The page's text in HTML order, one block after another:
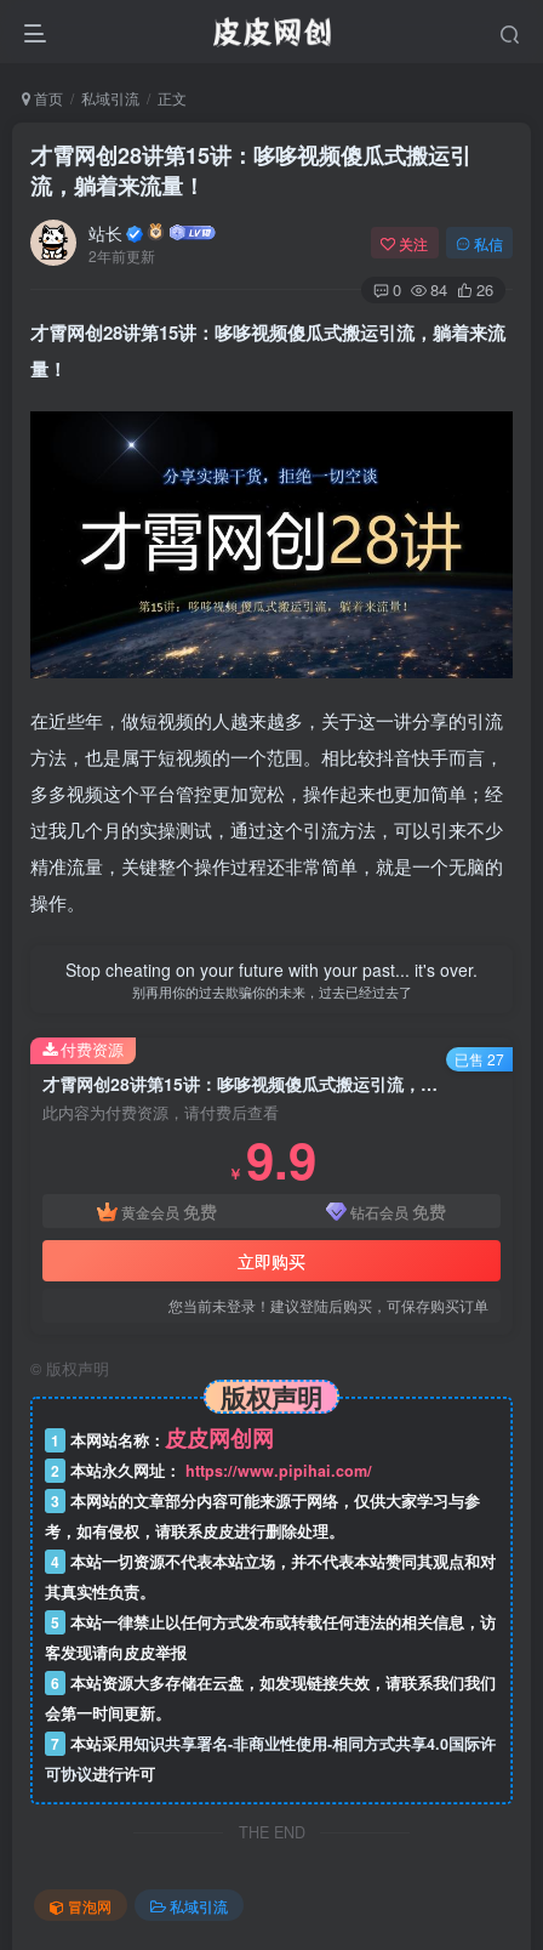
首页 私域引流 正文
才霄网创28讲第15讲：哆哆视频傻瓜式搬运引
流，躺着来流量！
站长
2年前更新
关注 私信
0 84 26
才霄网创28讲第15讲：哆哆视频傻瓜式搬运引流，躺着来流
量！
在近些年，做短视频的人越来越多，关于这一讲分享的引流
方法，也是属于短视频的一个范围。相比较抖音快手而言，
多多视频这个平台管控更加宽松，操作起来也更加简单；经
过我几个月的实操测试，通过这个引流方法，可以引来不少
精准流量，关键整个操作过程还非常简单，就是一个无脑的
操作。
Stop cheating on your future with your past... it's over.
别再用你的过去欺骗你的未来，过去已经过去了
才霄网创28讲第15讲：哆哆视频傻瓜式搬运引流，躺着来流量！
此内容为付费资源，请付费后查看
￥ 9.9
黄金会员 免费 钻石会员 免费
立即购买
您当前未登录！建议登陆后购买，可保存购买订单
付费资源 已售 27
© 版权声明
版权声明
1 本网站名称： 皮皮网创网
2 本站永久网址： https://www.pipihai.com/
3 本网站的文章部分内容可能来源于网络，仅供大家学习与参
考，如有侵权，请联系皮皮进行删除处理。
4 本站一切资源不代表本站立场，并不代表本站赞同其观点和对
其真实性负责。
5 本站一律禁止以任何方式发布或转载任何违法的相关信息，访
客发现请向皮皮举报
6 本站资源大多存储在云盘，如发现链接失效，请联系我们我们
会第一时间更新。
7 本站采用知识共享署名-非商业性使用-相同方式共享4.0国际许
可协议进行许可
THE END
冒泡网 私域引流